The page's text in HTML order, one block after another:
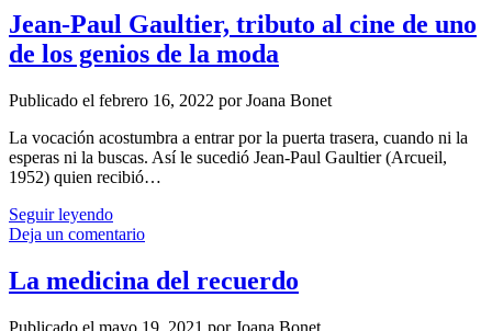
Jean-Paul Gaultier, tributo al cine de uno
de los genios de la moda
Publicado el febrero 16, 2022 por Joana Bonet
La vocación acostumbra a entrar por la puerta trasera, cuando ni la
esperas ni la buscas. Así le sucedió Jean-Paul Gaultier (Arcueil,
1952) quien recibió…
Seguir leyendoJean-
Paul
tributo
al
Deja un comentario
La medicina del recuerdo
Publicado el mayo 19, 2021 por Joana Bonet